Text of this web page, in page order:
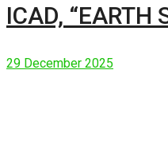
ICAD, “EARTH
29 December 2025